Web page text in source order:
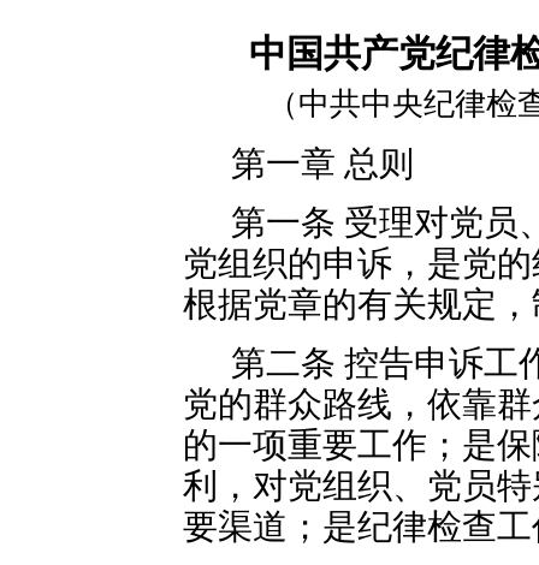
中国共产党纪律
（中共中央纪律检
第一章 总则
第一条 受理对党员
党组织的申诉，是党
根据党章的有关规定
第二条 控告申诉工
党的群众路线，依靠
的一项重要工作；是
利，对党组织、党员
要渠道；是纪律检查